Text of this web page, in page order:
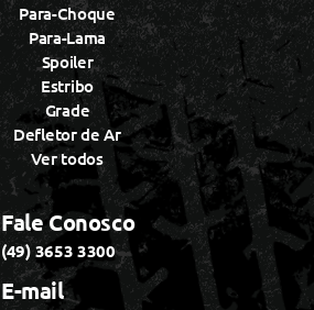
Para-Choque
Para-Lama
Spoiler
Estribo
Grade
Defletor de Ar
Ver todos
Fale Conosco
(49) 3653 3300
E-mail